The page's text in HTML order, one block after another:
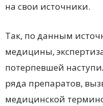
на свои источники.
Так, по данным
медицины,
потерпевшей
ряда препаратов,
медицинской